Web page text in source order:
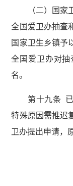
（二）国家卫
全国爱卫办抽查
国家卫生乡镇予
全国爱卫办对
名。
第十九条 已
特殊原因需推迟
卫办提出申请，